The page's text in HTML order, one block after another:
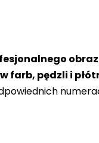
farb, pędzli i